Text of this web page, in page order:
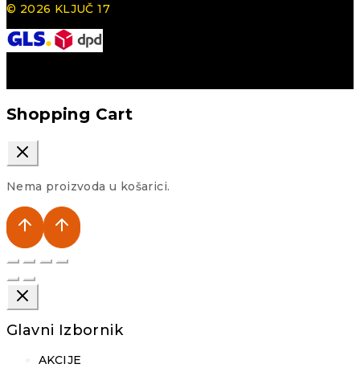
© 2026 KLJUČ 17
Shopping Cart
Nema proizvoda u košarici.
Glavni Izbornik
AKCIJE